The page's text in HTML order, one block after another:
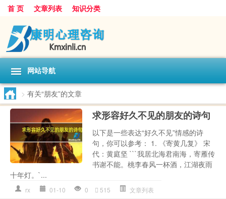
首 页 文章列表 知识分类
网站导航
> 有关“朋友”的文章
求形容好久不见的朋友的诗句
以下是一些表达“好久不见”情感的诗
句，你可以参考： 1. 《寄黄几复》 宋
代：黄庭坚 ```我居北海君南海，寄雁传
书谢不能。桃李春风一杯酒，江湖夜雨
十年灯。`...
rx 01-10 0 515 文章列表